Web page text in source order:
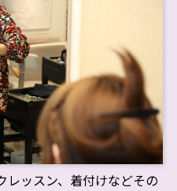
レッスン、着付けなどその